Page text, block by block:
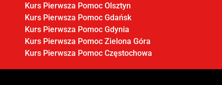
Kurs Pierwsza Pomoc Olsztyn
Kurs Pierwsza Pomoc Gdańsk
Kurs Pierwsza Pomoc Gdynia
Kurs Pierwsza Pomoc Zielona Góra
Kurs Pierwsza Pomoc Częstochowa